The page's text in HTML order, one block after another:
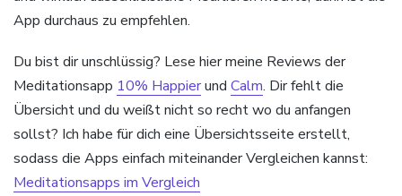
App durchaus zu empfehlen.
Du bist dir unschlüssig? Lese hier meine Reviews der
Meditationsapp 10% Happierund Calm. Dir fehlt die
Übersicht und du weißt nicht so recht wo du anfangen
sollst? Ich habe für dich eine Übersichtsseite erstellt,
sodass die Apps einfach miteinander Vergleichen kannst:
Meditationsapps im Vergleich